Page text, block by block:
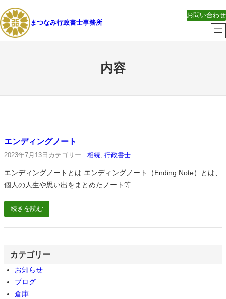
内
容
を
まつなみ行政書士事務所
お問い合わせ
内容
エンディングノート
2023年7月13日 カテゴリー : 相続, 行政書士
エンディングノートとは エンディングノート（Ending Note）とは、
個人の人生や思い出をまとめたノート等…
続きを読む
カテゴリー
お知らせ
ブログ
倉庫